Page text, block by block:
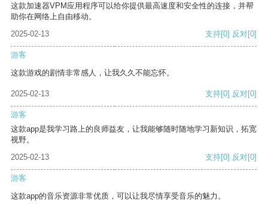
这款加速器VPM应用程序可以给你提供最高速度和安全性的连接，并帮
助你在网络上自由移动。
2025-02-13
支持[0] 反对[0]
游客
这款游戏的剧情非常感人，让我久久不能忘怀。
2025-02-13 支持[0] 反对[0]
游客
这款app是我学习路上的良师益友，让我能够随时随地学习新知识，拓宽
视野。
2025-02-13
支持[0] 反对[0]
游客
这款app的音乐资源非常优质，可以让我尽情享受音乐的魅力。